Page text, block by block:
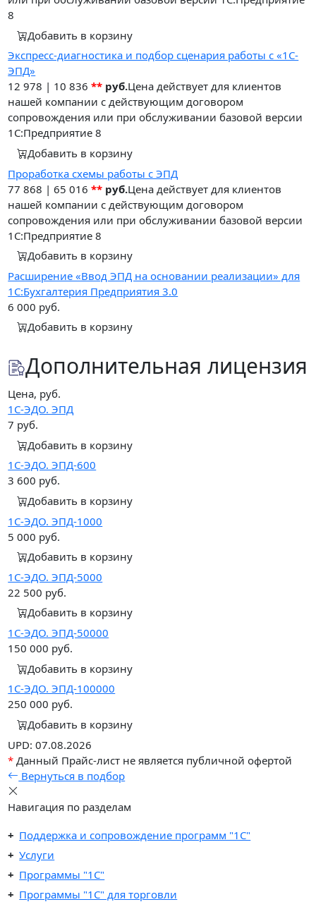
8
Добавить в корзину
Экспресс-диагностика и подбор сценария работы с «1С-
ЭПД»
12 978 | 10 836** руб.Цена действует для клиентов
нашей компании с действующим договором
сопровождения или при обслуживании базовой версии
1С:Предприятие 8
Добавить в корзину
Проработка схемы работы с ЭПД
77 868 |65 016** руб.Цена действует для клиентов
нашей компании с действующим договором
сопровождения или при обслуживании базовой версии
1С:Предприятие 8
Добавить в корзину
Расширение «Ввод ЭПД на основании реализации» для
1С:Бухгалтерия Предприятия 3.0
6 000 руб.
Добавить в корзину
Дополнительная лицензия
Цена, руб.
1С-ЭДО. ЭПД
7 руб.
Добавить в корзину
1С-ЭДО. ЭПД-600
3 600 руб.
Добавить в корзину
1С-ЭДО. ЭПД-1000
5 000 руб.
Добавить в корзину
1С-ЭДО. ЭПД-5000
22 500 руб.
Добавить в корзину
1С-ЭДО. ЭПД-50000
150 000 руб.
Добавить в корзину
1С-ЭДО. ЭПД-100000
250 000 руб.
Добавить в корзину
UPD: 07.08.2026
* Данный Прайс-лист не является публичной офертой
Вернуться в подбор
Навигация по разделам
Поддержка и сопровождение программ "1С"
Услуги
Программы "1С"
Программы "1C" для торговли